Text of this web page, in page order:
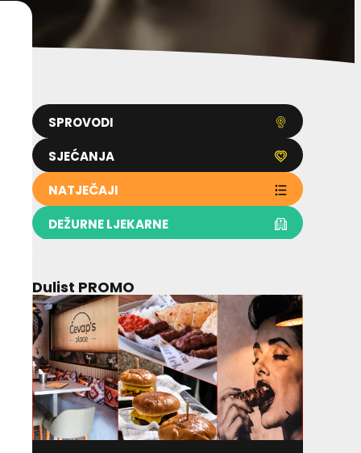
SPROVODI
SJEĆANJA
NATJEČAJI
DEŽURNE LJEKARNE
Dulist PROMO